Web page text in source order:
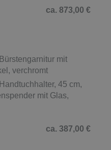
ca. 873,00 €
mit
verchromt
45 cm,
mit Glas,
ca. 387,00 €